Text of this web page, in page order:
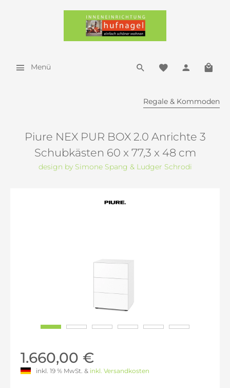
Menü
Regale & Kommoden
Piure NEX PUR BOX 2.0 Anrichte 3
Schubkästen 60 x 77,3 x 48 cm
design by Simone Spang & Ludger Schrodi
1.660,00 €
inkl. 19 % MwSt. & inkl. Versandkosten